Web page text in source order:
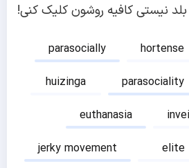
بلد نیستی کافیه روشون کلیک کنی!
parasocially hortense
huizinga
parasociality
euthanasia
jerky movement
elite